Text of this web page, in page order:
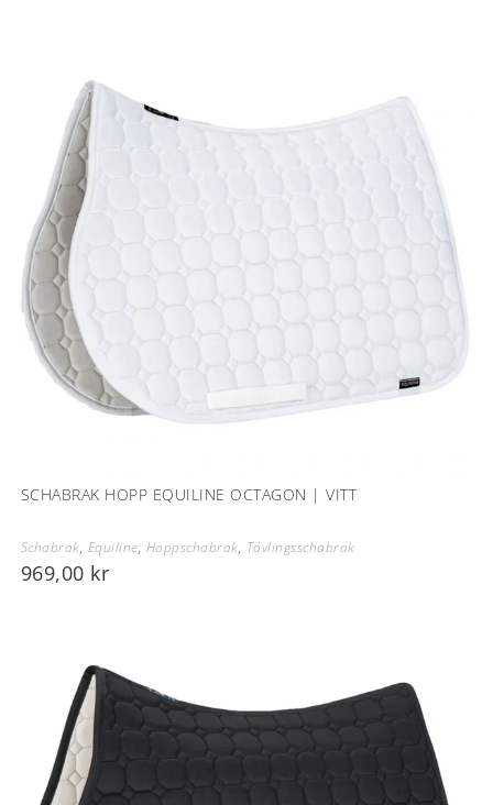
SCHABRAK HOPP EQUILINE OCTAGON | VITT
Schabrak, Equiline, Hoppschabrak, Tävlingsschabrak
969,00 kr